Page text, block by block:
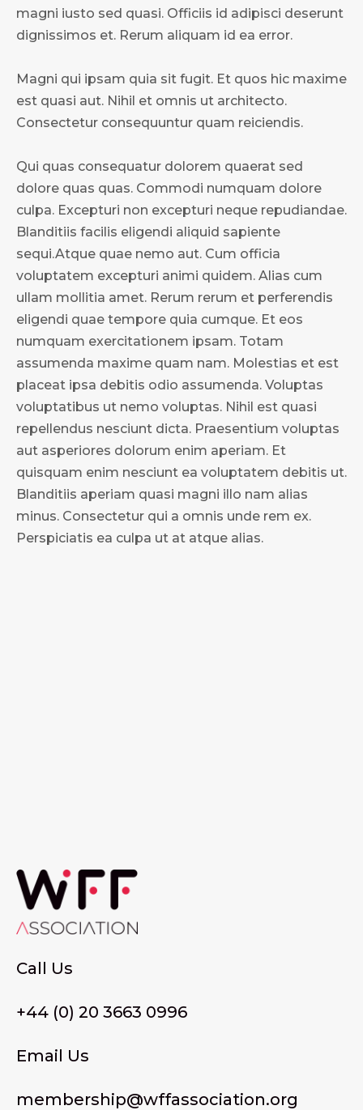
magni iusto sed quasi. Officiis id adipisci deserunt
dignissimos et. Rerum aliquam id ea error.
Magni qui ipsam quia sit fugit. Et quos hic maxime
est quasi aut. Nihil et omnis ut architecto.
Consectetur consequuntur quam reiciendis.
Qui quas consequatur dolorem quaerat sed
dolore quas quas. Commodi numquam dolore
culpa. Excepturi non excepturi neque repudiandae.
Blanditiis facilis eligendi aliquid sapiente
sequi.Atque quae nemo aut. Cum officia
voluptatem excepturi animi quidem. Alias cum
ullam mollitia amet. Rerum rerum et perferendis
eligendi quae tempore quia cumque. Et eos
numquam exercitationem ipsam. Totam
assumenda maxime quam nam. Molestias et est
placeat ipsa debitis odio assumenda. Voluptas
voluptatibus ut nemo voluptas. Nihil est quasi
repellendus nesciunt dicta. Praesentium voluptas
aut asperiores dolorum enim aperiam. Et
quisquam enim nesciunt ea voluptatem debitis ut.
Blanditiis aperiam quasi magni illo nam alias
minus. Consectetur qui a omnis unde rem ex.
Perspiciatis ea culpa ut at atque alias.
Call Us
+44 (0) 20 3663 0996
Email Us
membership@wffassociation.org